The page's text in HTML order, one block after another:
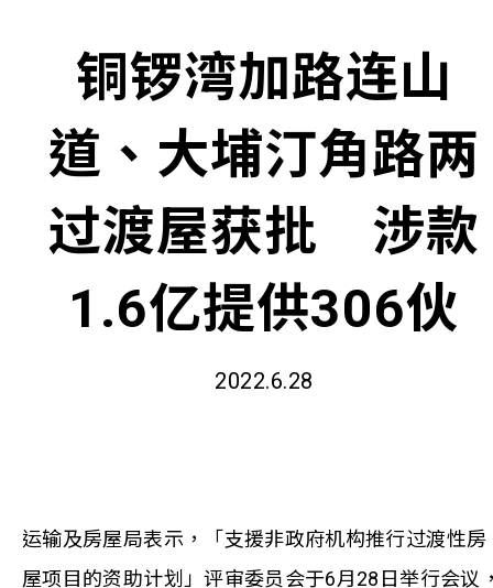
相关报导
联络我们
铜锣湾加路连山
道、大埔汀角路两
过渡屋获批 涉款
1.6亿提供306伙
2022.6.28
运输及房屋局表示，「支援非政府机构推行过渡性房
屋项目的资助计划」评审委员会于6月28日举行会议